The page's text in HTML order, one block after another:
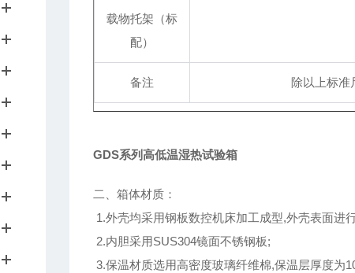
载物托架（标
配）
备注 除以上标准
GDS系列高低温湿热试验箱
二、箱体材质：
1.外壳均采用钢板数控机床加工成型,外壳表面进
2.内胆采用SUS304镜面不锈钢板;
3.保温材质选用高密度玻璃纤维棉,保温层厚度为